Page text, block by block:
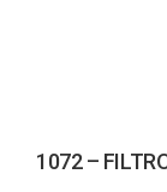
1072 –